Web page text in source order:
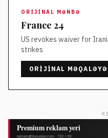
ORIJINAL MƏNBƏ
France 24
US revokes waiver for
strikes
ORIJINAL MƏQALƏYƏ